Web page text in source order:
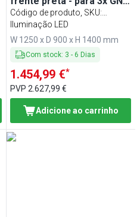
1/1 - tampo em granito
preto
Código de produto, SKU:
WHTE125-S
Iluminação LED
W 1250 x D 900 x H 1400 mm
Com stock: 3 - 6 Dias
1.454,99 €*
PVP2.627,99 €
Adicione ao carrinho